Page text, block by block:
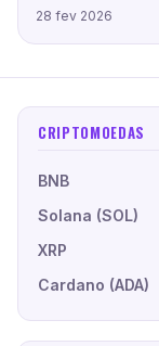
28 fev 2026
CRIPTOMOEDAS
BNB
Solana (SOL)
XRP
Cardano (ADA)